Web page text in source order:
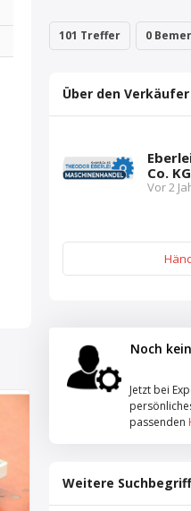
101 Treffer 0
Über den Verkäufer
Co. KG
Vor 2
Noch
Jetzt bei
passenden
Weitere